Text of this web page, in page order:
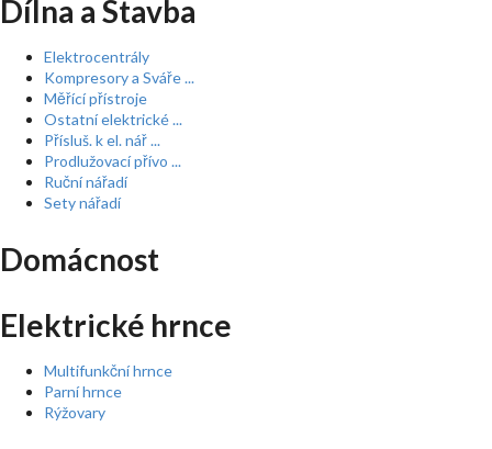
Dílna a Stavba
Elektrocentrály
Kompresory a Sváře ...
Měřící přístroje
Ostatní elektrické ...
Přísluš. k el. nář ...
Prodlužovací přívo ...
Ruční nářadí
Sety nářadí
Domácnost
Elektrické hrnce
Multifunkční hrnce
Parní hrnce
Rýžovary